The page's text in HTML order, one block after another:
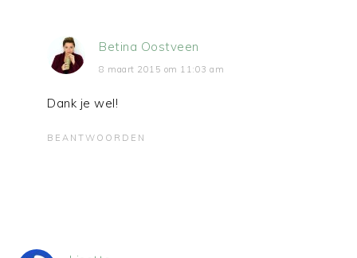
Betina Oostveen
8 maart 2015 om 11:03 am
Dank je wel!
BEANTWOORDEN